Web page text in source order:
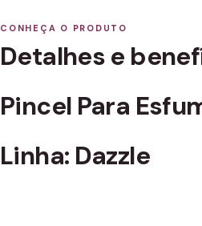
CONHEÇA O PRODUTO
Detalhes e
Pincel Para
Linha: Dazzle